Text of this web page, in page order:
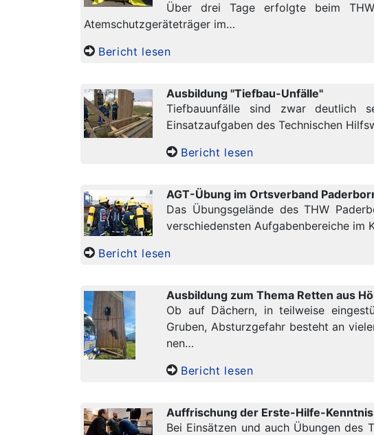
Über drei Tage erfolgte beim
Atemschutzgeräteträger im…
Bericht lesen
Ausbildung "Tiefbau-Unfälle"
Tiefbauunfälle sind zwar deutlich
Einsatzaufgaben des Technischen
Bericht lesen
AGT-Übung im Ortsverband
Das Übungsgelände des THW
verschiedensten Aufgabenbereiche im
Bericht lesen
Ausbildung zum Thema Retten aus
Ob auf Dächern, in teilweise
Gruben, Absturzgefahr besteht an
nen…
Bericht lesen
Auffrischung der Erste-Hilfe-
Bei Einsätzen und auch Übungen des